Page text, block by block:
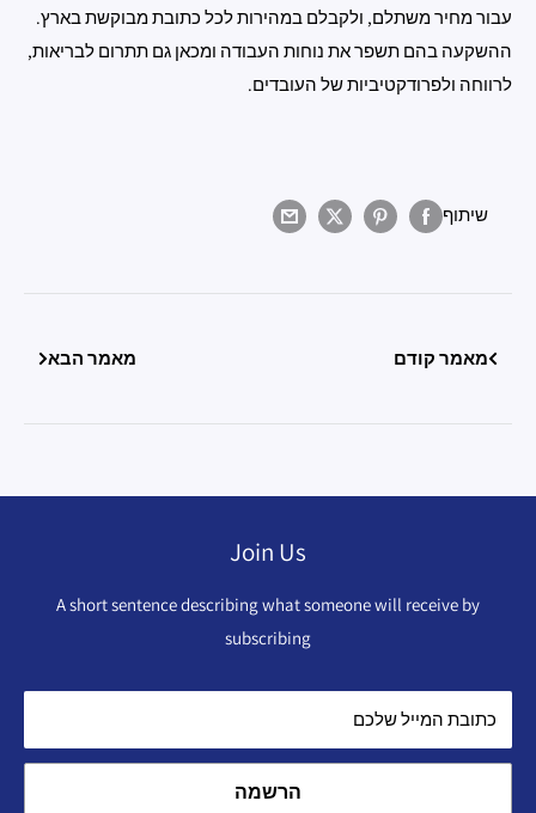
עבור מחיר משתלם, ולקבלם במהירות לכל כתובת מבוקשת בארץ.
ההשקעה בהם תשפר את נוחות העבודה ומכאן גם תתרום לבריאות,
לרווחה ולפרודקטיביות של העובדים.
שיתוף
מאמר קודם מאמר הבא
Join Us
A short sentence describing what someone will receive by
subscribing
כתובת המייל שלכם
הרשמה